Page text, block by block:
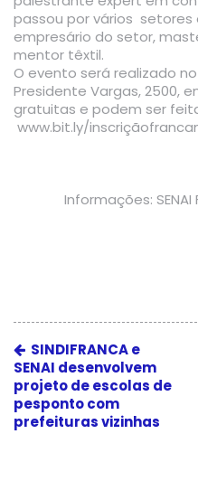
passou por vários
empresário do setor,
mentor têxtil.
O evento será realizado
Presidente Vargas, 2500,
gratuitas e podem ser
www.bit.ly/
Informações:
SINDIFRANCA e
SENAI desenvolvem
projeto de escolas de
pesponto com
prefeituras vizinhas